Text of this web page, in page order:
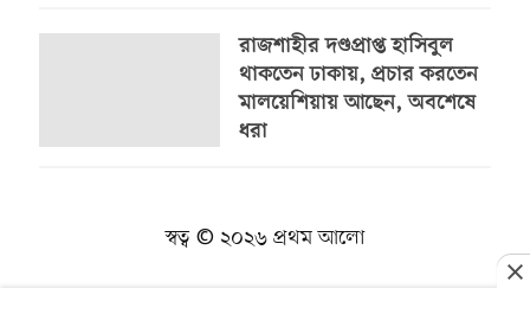
রাজশাহীর দণ্ডপ্রাপ্ত হাসিবুল
থাকতেন ঢাকায়, প্রচার করতেন
মালয়েশিয়ায় আছেন, অবশেষে
ধরা
স্বত্ব © ২০২৬ প্রথম আলো